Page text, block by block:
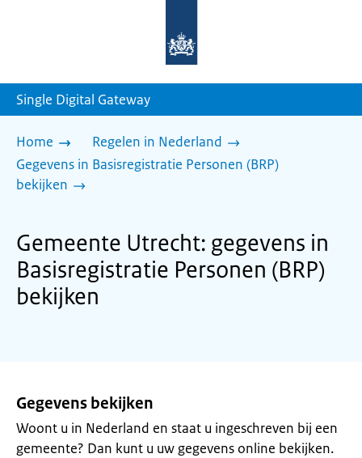
homepage
Single Digital Gateway
Home
Regelen in Nederland
Gegevens in Basisregistratie Personen (BRP)
bekijken
Gemeente Utrecht: gegevens in
Basisregistratie Personen (BRP)
bekijken
Gegevens bekijken
Woont u in Nederland en staat u ingeschreven bij een
gemeente? Dan kunt u uw gegevens online bekijken.